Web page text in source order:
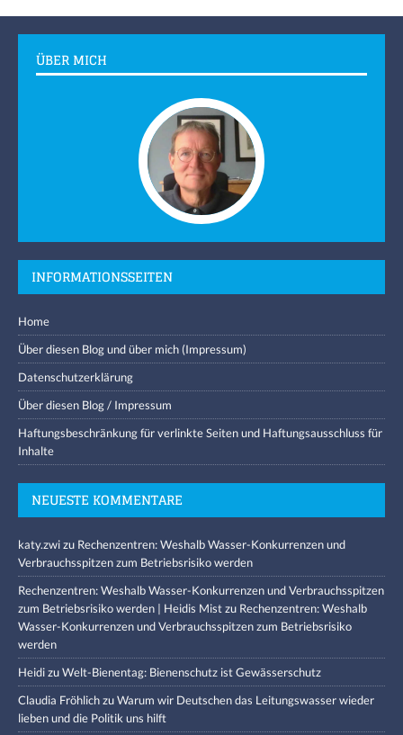
ÜBER MICH
INFORMATIONSSEITEN
Home
Über diesen Blog und über mich (Impressum)
Datenschutzerklärung
Über diesen Blog / Impressum
Haftungsbeschränkung für verlinkte Seiten und Haftungsausschluss für
Inhalte
NEUESTE KOMMENTARE
katy.zwizu Rechenzentren: Weshalb Wasser-Konkurrenzen und
Verbrauchsspitzen zum Betriebsrisiko werden
Rechenzentren: Weshalb Wasser-Konkurrenzen und Verbrauchsspitzen
zum Betriebsrisiko werden | Heidis Mistzu Rechenzentren: Weshalb
Wasser-Konkurrenzen und Verbrauchsspitzen zum Betriebsrisiko
werden
HeidizuWelt-Bienentag: Bienenschutz ist Gewässerschutz
Claudia FröhlichzuWarum wir Deutschen das Leitungswasser wieder
lieben und die Politik uns hilft